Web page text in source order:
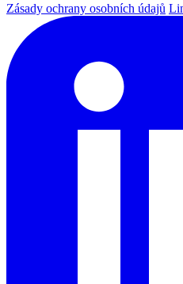
Zásady ochrany osobních údajů